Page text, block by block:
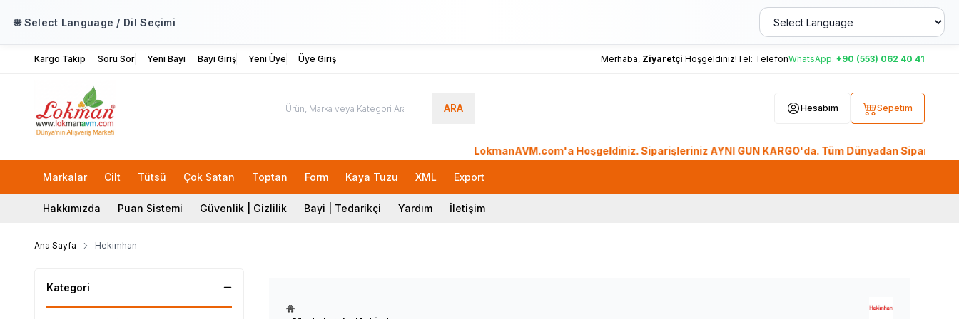
🌐 Select Language / Dil Seçimi
Kargo Takip Soru Sor Yeni Bayi Bayi Giriş Yeni Üye Üye Giriş Merhaba, Ziyaretçi Hoşgeldiniz!Tel: TelefonWhatsApp: +90 (553) 062 40 41
ARA Hesabım Sepetim
LokmanAVM.com'a Hoşgeldiniz. Siparişleriniz AYNI GÜN KARGO'da. Tüm Dünyadan Sipariş Ver!
Markalar Cilt Tütsü Çok Satan Toptan Form Kaya Tuzu XML Export
Hakkımızda Puan Sistemi Güvenlik | Gizlilik Bayi | Tedarikçi Yardım İletişim
Ana Sayfa Hekimhan
Kategori